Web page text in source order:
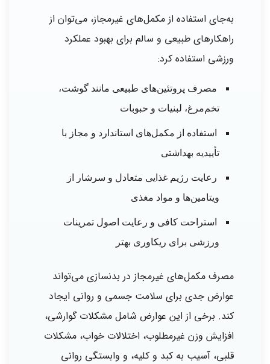
به‌جای استفاده از مکمل‌های غیرمجاز، می‌توان از
راهکارهای طبیعی و سالم برای بهبود عملکرد
ورزشی استفاده کرد:
مصرف پروتئین‌های طبیعی مانند گوشت،
تخم‌مرغ، لبنیات و حبوبات
استفاده از مکمل‌های استاندارد و مجاز با
تأییدیه بهداشتی
رعایت رژیم غذایی متعادل و سرشار از
ویتامین‌ها و مواد مغذی
استراحت کافی و رعایت اصول تمرینات
ورزشی برای ریکاوری بهتر
مصرف مکمل‌های غیرمجاز در بدنسازی می‌تواند
عوارض جدی برای سلامت جسمی و روانی ایجاد
کند. برخی از این عوارض شامل مشکلات گوارشی،
افزایش وزن غیرمطلوب، اختلالات خواب، مشکلات
قلبی، آسیب به کبد و کلیه، و وابستگی روانی